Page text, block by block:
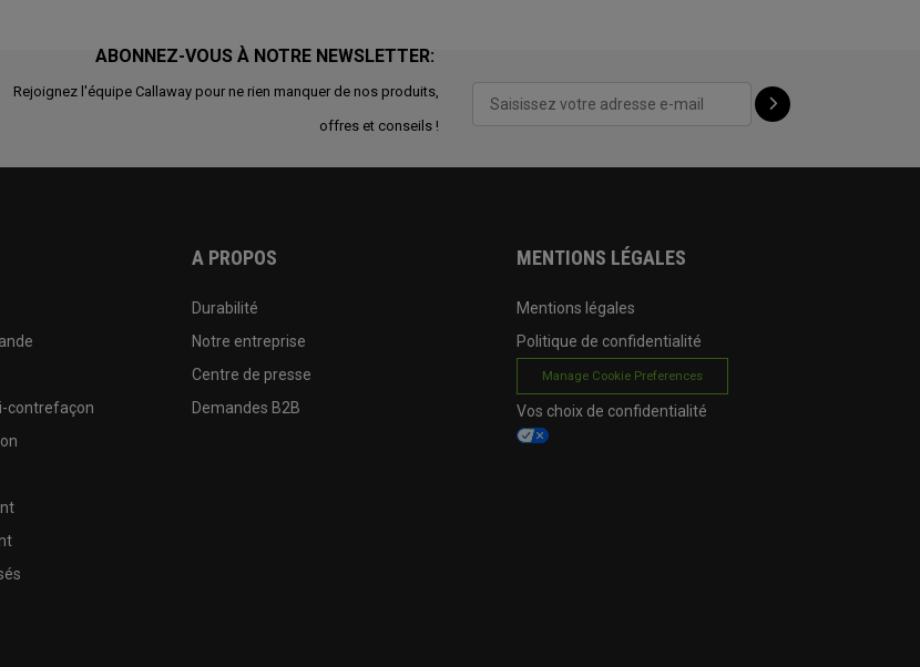
ABONNEZ-VOUS À NOTRE NEWSLETTER:
Rejoignez l'équipe Callaway pour ne rien manquer de nos produits,
offres et conseils !
contrefaçon
A PROPOS
Durabilité
Notre entreprise
Centre de presse
Demandes B2B
MENTIONS LÉGALES
Mentions légales
Politique de confidentialité
Manage Cookie Preferences
Vos choix de confidentialité